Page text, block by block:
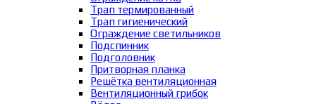
Трап термированный
Трап гигиенический
Ограждение светильников
Подспинник
Подголовник
Притворная планка
Решётка вентиляционная
Вентиляционный грибок